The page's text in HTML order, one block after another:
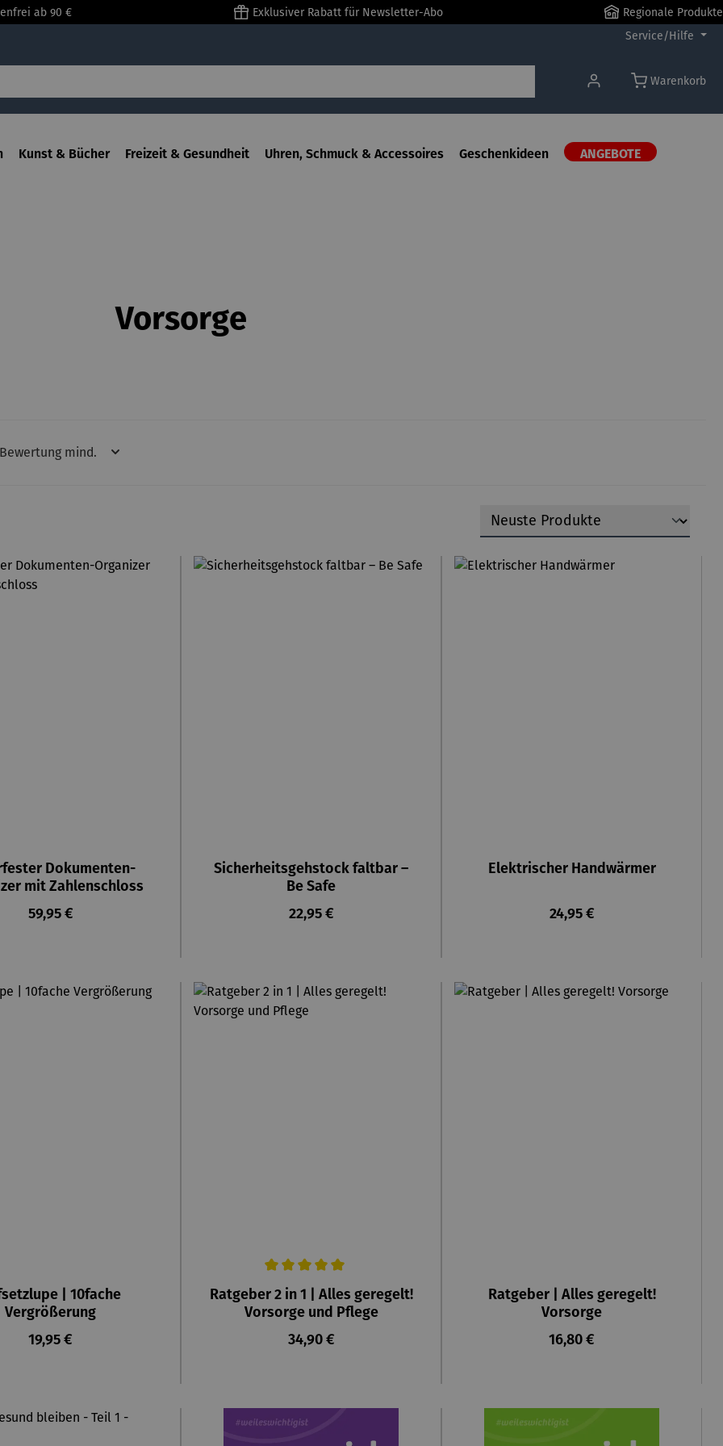
ab 90 € Exklusiver Rabatt für Newsletter-Abo
Regionale Produkte
Service/Hilfe
Warenkorb
Kunst & Bücher Freizeit & Gesundheit Uhren, Schmuck & Accessoires Geschenkideen ANGEBOTE
Vorsorge
Bewertung mind.
Dokumenten-
mit Zahlenschloss
Regulärer Preis:
59,95 €
Sicherheitsgehstock faltbar –
Be Safe
Regulärer Preis:
22,95 €
Elektrischer Handwärmer
Regulärer Preis:
24,95 €
| 10fache
Vergrößerung
Regulärer Preis:
19,95 €
Durchschnittliche Bewertung von 5 von 5 Sternen
Ratgeber 2 in 1 | Alles geregelt!
Vorsorge und Pflege
Regulärer Preis:
34,90 €
Ratgeber | Alles geregelt!
Vorsorge
Regulärer Preis:
16,80 €